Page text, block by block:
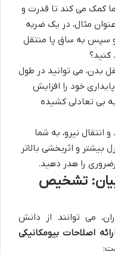
کمک می کند تا قدرت و
مثال، در یک ضربه
و سپس به ساق پا منتقل
کنید؟
بدن، می توانید در طول
خود را افزایش
بی تعادلی کشیده
انتقال نیرو، به شما
بیشتر و اثربخشی بالاتر
را هدر دهید.
تشخیص
می توانند از دانش
اصلاحات بیومکانیکی